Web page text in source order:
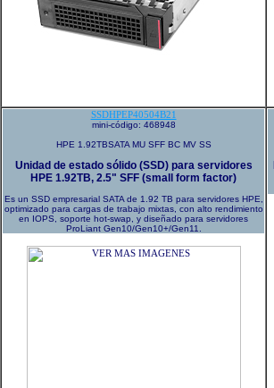
SSDHPEP40504B21
mini-código: 468948
HPE 1.92TBSATA MU SFF BC MV SS
Unidad de estado sólido (SSD) para servidores
HPE 1.92TB, 2.5" SFF (small form factor)
Es un SSD empresarial SATA de 1.92 TB para servidores HPE,
optimizado para cargas de trabajo mixtas, con alto rendimiento
en IOPS, soporte hot-swap, y diseñado para servidores
ProLiant Gen10/Gen10+/Gen11.